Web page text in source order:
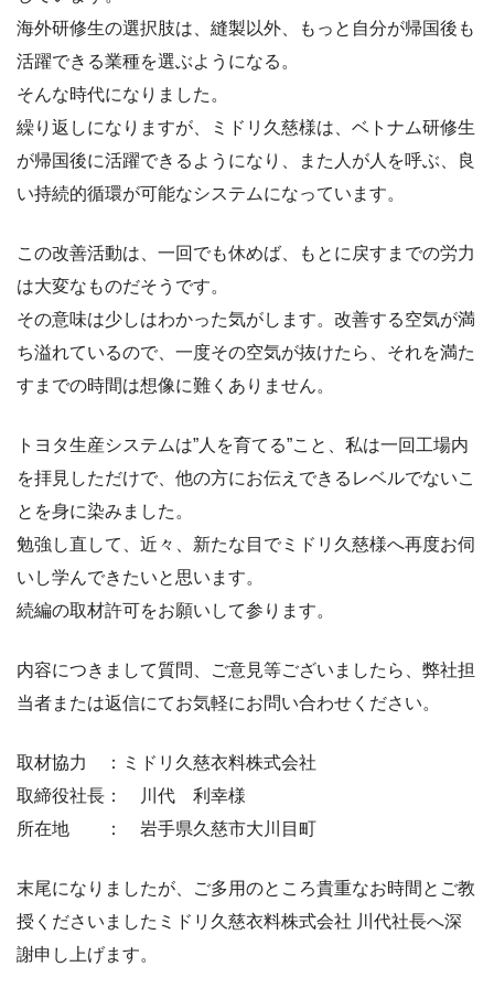
海外研修生の選択肢は、縫製以外、もっと自分が帰国後も
活躍できる業種を選ぶようになる。
そんな時代になりました。
繰り返しになりますが、ミドリ久慈様は、ベトナム研修生
が帰国後に活躍できるようになり、また人が人を呼ぶ、良
い持続的循環が可能なシステムになっています。
この改善活動は、一回でも休めば、もとに戻すまでの労力
は大変なものだそうです。
その意味は少しはわかった気がします。改善する空気が満
ち溢れているので、一度その空気が抜けたら、それを満た
すまでの時間は想像に難くありません。
トヨタ生産システムは”人を育てる”こと、私は一回工場内
を拝見しただけで、他の方にお伝えできるレベルでないこ
とを身に染みました。
勉強し直して、近々、新たな目でミドリ久慈様へ再度お伺
いし学んできたいと思います。
続編の取材許可をお願いして参ります。
内容につきまして質問、ご意見等ございましたら、弊社担
当者または返信にてお気軽にお問い合わせください。
取材協力 ：ミドリ久慈衣料株式会社
取締役社長： 川代 利幸様
所在地 ： 岩手県久慈市大川目町
末尾になりましたが、ご多用のところ貴重なお時間とご教
授くださいましたミドリ久慈衣料株式会社 川代社長へ深
謝申し上げます。